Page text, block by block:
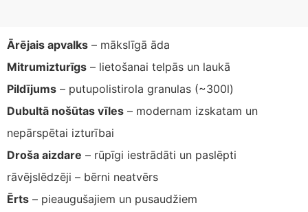
Ārējais apvalks – mākslīgā āda
Mitrumizturīgs – lietošanai telpās un laukā
Pildījums – putupolistirola granulas (~300l)
Dubultā nošūtas vīles – modernam izskatam un
nepārspētai izturībai
Droša aizdare – rūpīgi iestrādāti un paslēpti
rāvējslēdzēji – bērni neatvērs
Ērts – pieaugušajiem un pusaudžiem